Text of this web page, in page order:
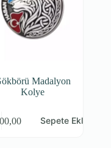
Madalyon
Kolye
Sepete Ekle